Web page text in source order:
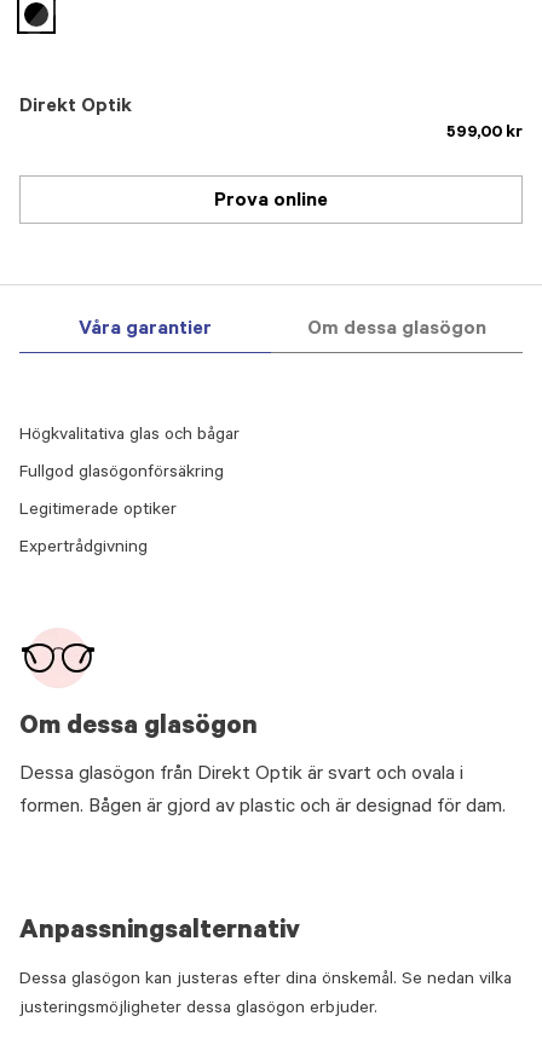
Direkt Optik
599,00 kr
selected
Prova online
Våra garantier Om dessa glasögon
Om dessa glasögon
Dessa glasögon från Direkt Optik är svart och ovala i
formen. Bågen är gjord av plastic och är designad för dam.
Högkvalitativa glas och bågar
Fullgod glasögonförsäkring
Legitimerade optiker
Expertrådgivning
Anpassningsalternativ
Dessa glasögon kan justeras efter dina önskemål. Se nedan vilka
justeringsmöjligheter dessa glasögon erbjuder.